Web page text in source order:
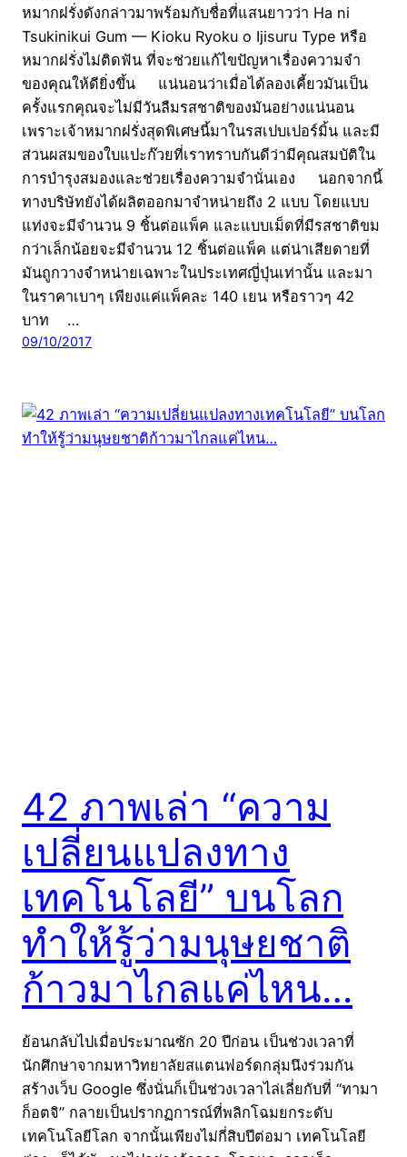
หมากฝรั่งดังกล่าวมาพร้อมกับชื่อที่แสนยาวว่า Ha ni
Tsukinikui Gum — Kioku Ryoku o Ijisuru Type หรือ
หมากฝรั่งไม่ติดฟัน ที่จะช่วยแก้ไขปัญหาเรื่องความจำ
ของคุณให้ดียิ่งขึ้น แน่นอนว่าเมื่อได้ลองเคี้ยวมันเป็น
ครั้งแรกคุณจะไม่มีวันลืมรสชาติของมันอย่างแน่นอน
เพราะเจ้าหมากฝรั่งสุดพิเศษนี้มาในรสเปบเปอร์มิ้น และมี
ส่วนผสมของใบแปะก๊วยที่เราทราบกันดีว่ามีคุณสมบัติใน
การบำรุงสมองและช่วยเรื่องความจำนั่นเอง นอกจากนี้
ทางบริษัทยังได้ผลิตออกมาจำหน่ายถึง 2 แบบ โดยแบบ
แท่งจะมีจำนวน 9 ชิ้นต่อแพ็ค และแบบเม็ดที่มีรสชาติขม
กว่าเล็กน้อยจะมีจำนวน 12 ชิ้นต่อแพ็ค แต่น่าเสียดายที่
มันถูกวางจำหน่ายเฉพาะในประเทศญี่ปุ่นเท่านั้น และมา
ในราคาเบาๆ เพียงแค่แพ็คละ 140 เยน หรือราวๆ 42
บาท …
09/10/2017
42 ภาพเล่า “ความ
เปลี่ยนแปลงทาง
เทคโนโลยี” บนโลก
ทำให้รู้ว่ามนุษยชาติ
ก้าวมาไกลแค่ไหน…
ย้อนกลับไปเมื่อประมาณซัก 20 ปีก่อน เป็นช่วงเวลาที่
นักศึกษาจากมหาวิทยาลัยสแตนฟอร์ดกลุ่มนึงร่วมกัน
สร้างเว็บ Google ซึ่งนั่นก็เป็นช่วงเวลาไล่เลี่ยกับที่ “ทามา
ก็อตจิ” กลายเป็นปรากฏการณ์ที่พลิกโฉมยกระดับ
เทคโนโลยีโลก จากนั้นเพียงไม่กี่สิบปีต่อมา เทคโนโลยี